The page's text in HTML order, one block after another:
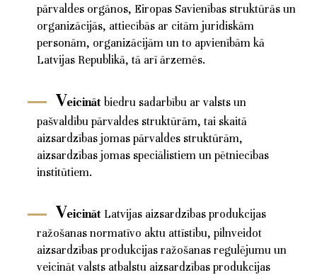
pārvaldes orgānos, Eiropas Savienības struktūrās un
organizācijās, attiecībās ar citām juridiskām
personām, organizācijām un to apvienībām kā
Latvijas Republikā, tā arī ārzemēs.
Veicināt biedru sadarbību ar valsts un
pašvaldību pārvaldes struktūrām, tai skaitā
aizsardzības jomas pārvaldes struktūrām,
aizsardzības jomas speciālistiem un pētniecības
institūtiem.
Veicināt Latvijas aizsardzības produkcijas
ražošanas normatīvo aktu attīstību, pilnveidot
aizsardzības produkcijas ražošanas regulējumu un
veicināt valsts atbalstu aizsardzības produkcijas